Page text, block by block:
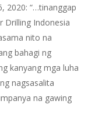
2020: “…tinanggap
Drilling Indonesia
nito na
bahagi ng
kanyang mga luha
nagsasalita
na gawing